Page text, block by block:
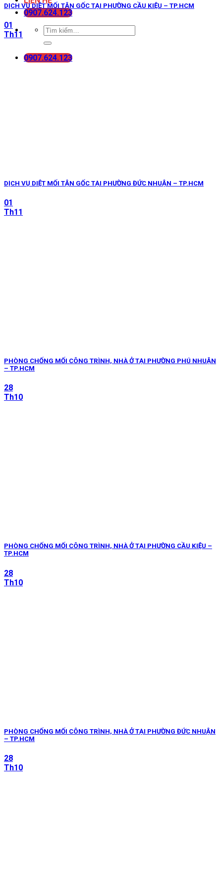
0907.624.123
0907.624.123
DỊCH VỤ DIỆT MỐI TẬN GỐC TẠI PHƯỜNG CẦU KIỆU – TP.HCM
01
Th11
DỊCH VỤ DIỆT MỐI TẬN GỐC TẠI PHƯỜNG ĐỨC NHUẬN – TP.HCM
01
Th11
PHÒNG CHỐNG MỐI CÔNG TRÌNH, NHÀ Ở TẠI PHƯỜNG PHÚ NHUẬN
– TP.HCM
28
Th10
PHÒNG CHỐNG MỐI CÔNG TRÌNH, NHÀ Ở TẠI PHƯỜNG CẦU KIỆU –
TP.HCM
28
Th10
PHÒNG CHỐNG MỐI CÔNG TRÌNH, NHÀ Ở TẠI PHƯỜNG ĐỨC NHUẬN
– TP.HCM
28
Th10